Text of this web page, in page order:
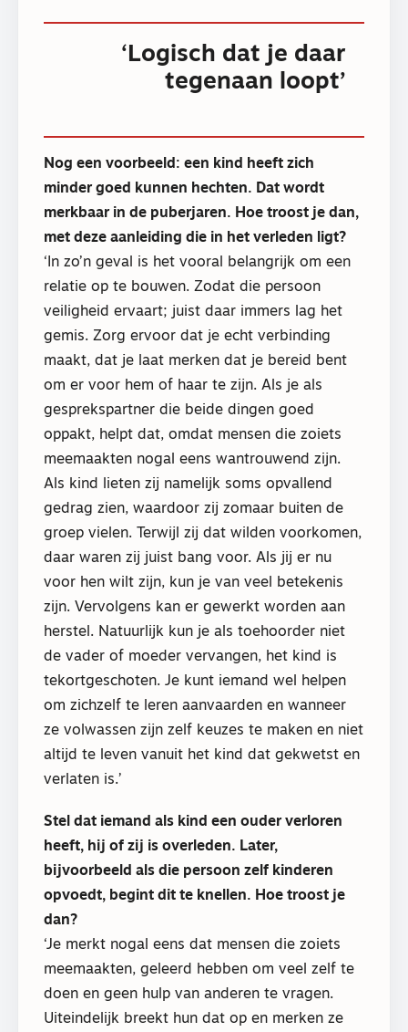
‘Logisch dat je daar
tegenaan loopt’
Nog een voorbeeld: een kind heeft zich
minder goed kunnen hechten. Dat wordt
merkbaar in de puberjaren. Hoe troost je dan,
met deze aanleiding die in het verleden ligt?
‘In zo’n geval is het vooral belangrijk om een
relatie op te bouwen. Zodat die persoon
veiligheid ervaart; juist daar immers lag het
gemis. Zorg ervoor dat je echt verbinding
maakt, dat je laat merken dat je bereid bent
om er voor hem of haar te zijn. Als je als
gesprekspartner die beide dingen goed
oppakt, helpt dat, omdat mensen die zoiets
meemaakten nogal eens wantrouwend zijn.
Als kind lieten zij namelijk soms opvallend
gedrag zien, waardoor zij zomaar buiten de
groep vielen. Terwijl zij dat wilden voorkomen,
daar waren zij juist bang voor. Als jij er nu
voor hen wilt zijn, kun je van veel betekenis
zijn. Vervolgens kan er gewerkt worden aan
herstel. Natuurlijk kun je als toehoorder niet
de vader of moeder vervangen, het kind is
tekortgeschoten. Je kunt iemand wel helpen
om zichzelf te leren aanvaarden en wanneer
ze volwassen zijn zelf keuzes te maken en niet
altijd te leven vanuit het kind dat gekwetst en
verlaten is.’
Stel dat iemand als kind een ouder verloren
heeft, hij of zij is overleden. Later,
bijvoorbeeld als die persoon zelf kinderen
opvoedt, begint dit te knellen. Hoe troost je
dan?
‘Je merkt nogal eens dat mensen die zoiets
meemaakten, geleerd hebben om veel zelf te
doen en geen hulp van anderen te vragen.
Uiteindelijk breekt hun dat op en merken ze